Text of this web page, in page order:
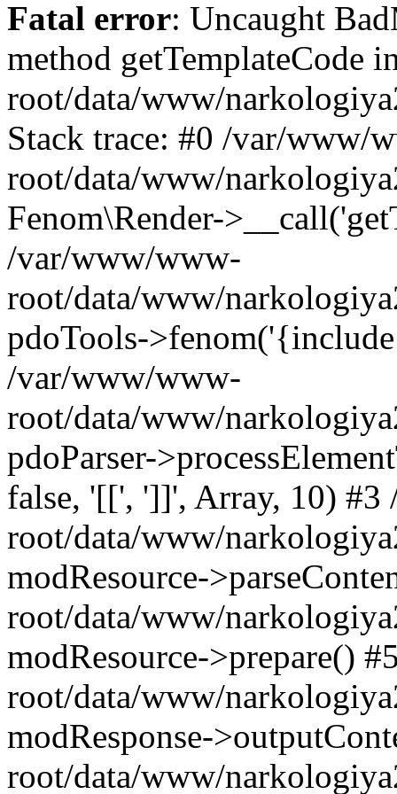
Fatal error: Uncaught
method getTemplateCode
root/data/www/
Stack trace: #0 /var/www/
root/data/www/
Fenom\Render-
/var/www/www-
root/data/www/
pdoTools-
/var/www/www-
root/data/www/
pdoParser-
false, '[[', ']]', Array, 10)
root/data/www/
modResource-
root/data/www/
modResource->prepare()
root/data/www/
modResponse-
root/data/www/